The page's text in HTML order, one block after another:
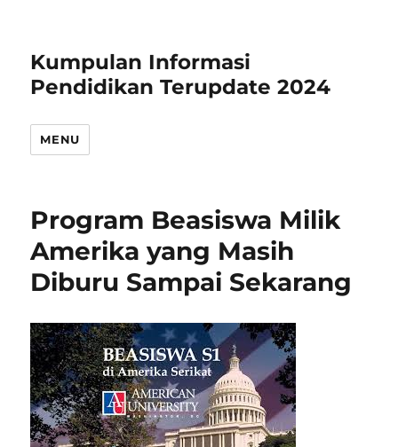
Kumpulan Informasi
Pendidikan Terupdate 2024
MENU
Program Beasiswa Milik
Amerika yang Masih
Diburu Sampai Sekarang